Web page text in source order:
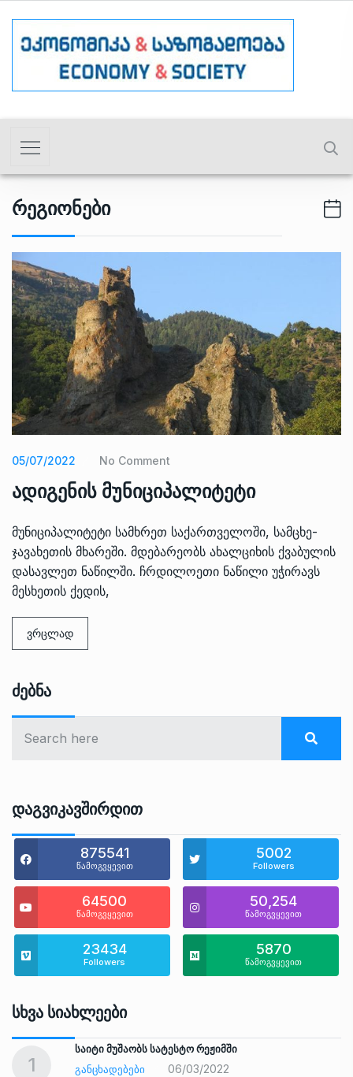
Რეგიონები
05/07/2022 No Comment
ადიგენის მუნიციპალიტეტი
მუნიციპალიტეტი სამხრეთ საქართველოში, სამცხე-
ჯავახეთის მხარეში. მდებარეობს ახალციხის ქვაბულის
დასავლეთ ნაწილში. ჩრდილოეთი ნაწილი უჭირავს
მესხეთის ქედის,
ვრცლად
Ძებნა
Დაგვიკავშირდით
875541
წამოგვყევით
5002
Followers
64500
წამოგვყევით
50,254
წამოგვყევით
23434
Followers
5870
წამოგვყევით
Სხვა Სიახლეები
1
საიტი მუშაობს სატესტო რეჟიმში
ᲒᲐᲜᲪᲮᲐᲓᲔᲑᲔᲑᲘ
06/03/2022